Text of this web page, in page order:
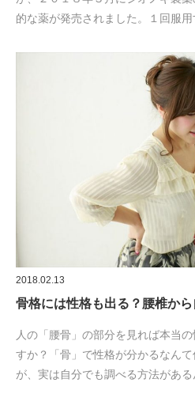
的な薬が発売されました。１回服用
2018.02.13
骨格には性格も出る？腰椎か
人の「腰骨」の部分を見れば本当
すか？「骨」で性格が分かるなん
が、実は自分でも調べる方法がある